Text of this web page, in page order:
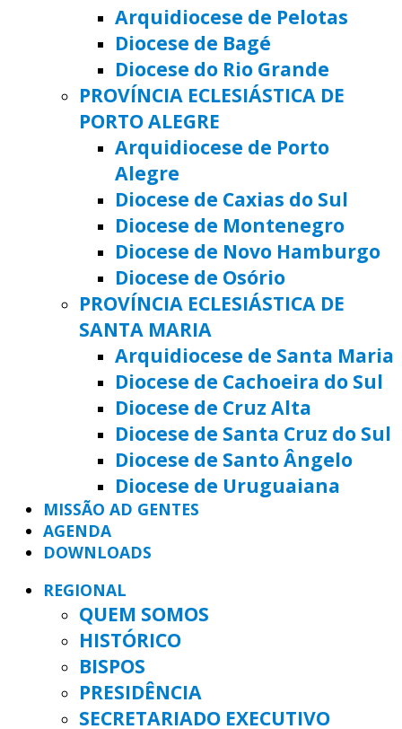
Arquidiocese de Pelotas
Diocese de Bagé
Diocese do Rio Grande
PROVÍNCIA ECLESIÁSTICA DE
PORTO ALEGRE
Arquidiocese de Porto
Alegre
Diocese de Caxias do Sul
Diocese de Montenegro
Diocese de Novo Hamburgo
Diocese de Osório
PROVÍNCIA ECLESIÁSTICA DE
SANTA MARIA
Arquidiocese de Santa Maria
Diocese de Cachoeira do Sul
Diocese de Cruz Alta
Diocese de Santa Cruz do Sul
Diocese de Santo Ângelo
Diocese de Uruguaiana
MISSÃO AD GENTES
AGENDA
DOWNLOADS
REGIONAL
QUEM SOMOS
HISTÓRICO
BISPOS
PRESIDÊNCIA
SECRETARIADO EXECUTIVO